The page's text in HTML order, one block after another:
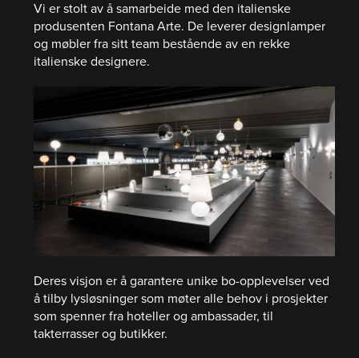
Vi er stolt av å samarbeide med den italienske
produsenten Fontana Arte. De leverer designlamper
og møbler fra sitt team bestående av en rekke
italienske designere.
Deres visjon er å garantere unike bo-opplevelser ved
å tilby lysløsninger som møter alle behov i prosjekter
som spenner fra hoteller og ambassader, til
takterrasser og butikker.